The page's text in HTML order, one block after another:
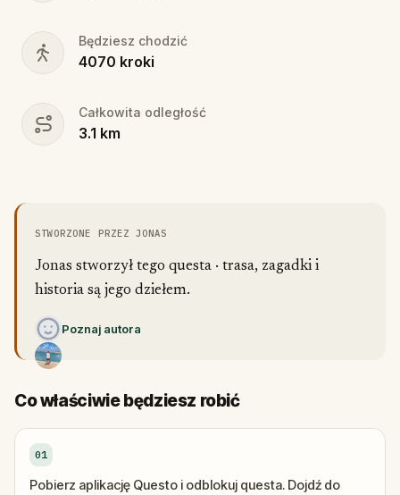
Będziesz chodzić
4070 kroki
Całkowita odległość
3.1 km
STWORZONE PRZEZ JONAS
Jonas stworzył tego questa · trasa, zagadki i
historia są jego dziełem.
Poznaj autora
Co właściwie będziesz robić
01
Pobierz aplikację Questo i odblokuj questa. Dojdź do